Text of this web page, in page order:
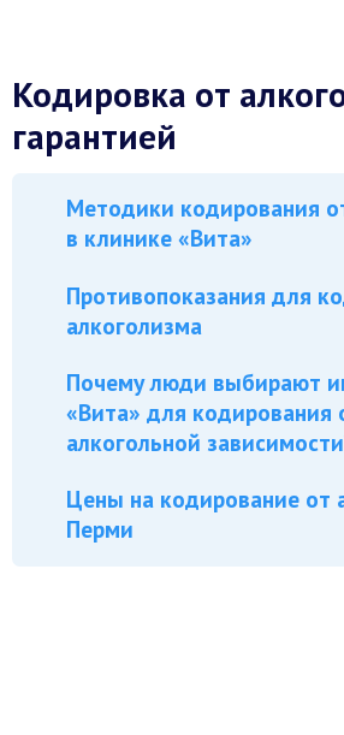
Кодировка от
гарантией
Методики кодирования
в клинике «Вита»
Противопоказания для
алкоголизма
Почему люди выбирают
«Вита» для кодирования
алкогольной
Цены на кодирование от
Перми